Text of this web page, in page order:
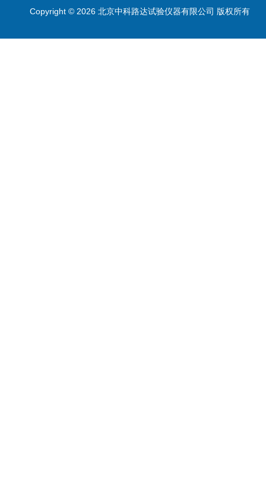
Copyright © 2026 北京中科路达试验仪器有限公司 版权所有